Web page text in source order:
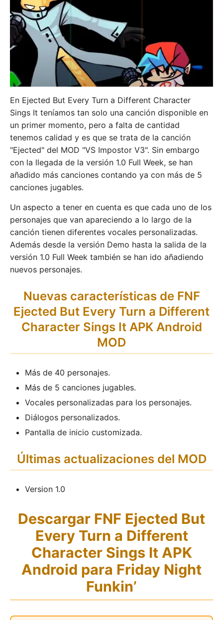
En Ejected But Every Turn a Different Character
Sings It teníamos tan solo una canción disponible en
un primer momento, pero a falta de cantidad
tenemos calidad y es que se trata de la canción
"Ejected" del MOD "VS Impostor V3". Sin embargo
con la llegada de la versión 1.0 Full Week, se han
añadido más canciones contando ya con más de 5
canciones jugables.
Un aspecto a tener en cuenta es que cada uno de los
personajes que van apareciendo a lo largo de la
canción tienen diferentes vocales personalizadas.
Además desde la versión Demo hasta la salida de la
versión 1.0 Full Week también se han ido añadiendo
nuevos personajes.
Nuevas características de FNF
Ejected But Every Turn a Different
Character Sings It APK Android
MOD
Más de 40 personajes.
Más de 5 canciones jugables.
Vocales personalizadas para los personajes.
Diálogos personalizados.
Pantalla de inicio customizada.
Últimas actualizaciones del MOD
Version 1.0
Descargar FNF Ejected But
Every Turn a Different
Character Sings It APK
Android para Friday Night
Funkin’